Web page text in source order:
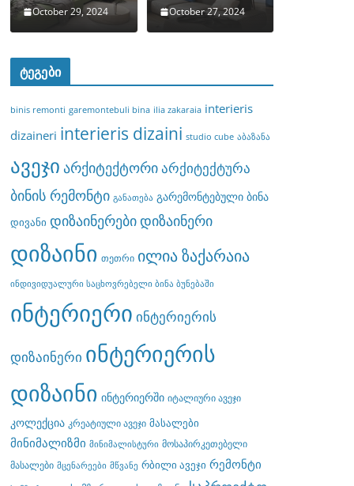
October 29, 2024 October 27, 2024
ტეგები
binis remonti garemontebuli bina ilia zakaraia interieris
dizaineri interieris dizaini studio cube აბაზანა
ავეჯი არქიტექტორიარქიტექტურა
ბინის რემონტი განათება გარემონტებული ბინა
დივანი დიზაინერებიდიზაინერი
დიზაინი თეთრი ილია ზაქარაია
ინდივიდუალური საცხოვრებელი ბინა ბუნებაში
ინტერიერი ინტერიერის
დიზაინერი ინტერიერის
დიზაინი ინტერიერში იტალიური ავეჯი
კოლექცია კრეატიული ავეჯი მასალები
მინიმალიზმი მინიმალისტური მოსაპირკეთებელი
მასალები მცენარეები მწვანე რბილი ავეჯი რემონტი